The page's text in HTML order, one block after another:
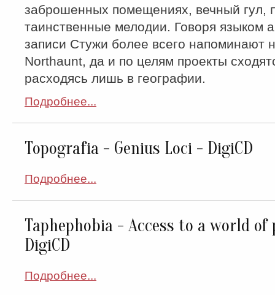
заброшенных помещениях, вечный гул,
таинственные мелодии. Говоря языком
записи Стужи более всего напоминают
Northaunt, да и по целям проекты
расходясь лишь в географии.
Подробнее...
Topografia - Genius Loci - DigiCD
Подробнее...
Taphephobia - Access to a world of
DigiCD
Подробнее...